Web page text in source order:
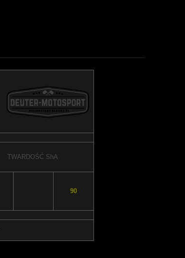
TWARDOŚĆ ShA
90